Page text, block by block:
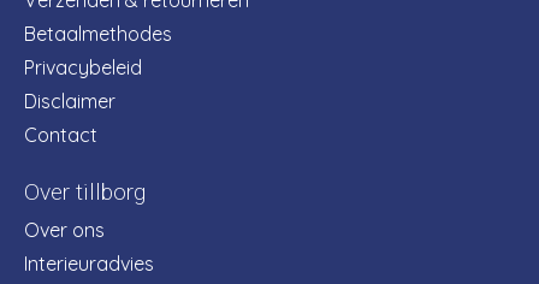
Betaalmethodes
Privacybeleid
Disclaimer
Contact
Over tillborg
Over ons
Interieuradvies